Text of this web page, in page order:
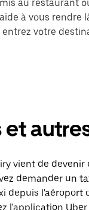
au restaurant
à vous rendre
votre
et
vient de
demander un
depuis
l'application